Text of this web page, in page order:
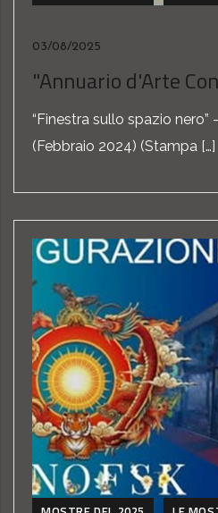
03/08/2025
"Annuario d'Arte
“Finestra sullo spazio nero”
(Febbraio 2024) (Stampa […]